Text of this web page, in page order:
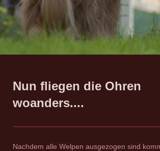
Nun fliegen die Ohren
woanders....
Nachdem alle Welpen ausgezogen sind